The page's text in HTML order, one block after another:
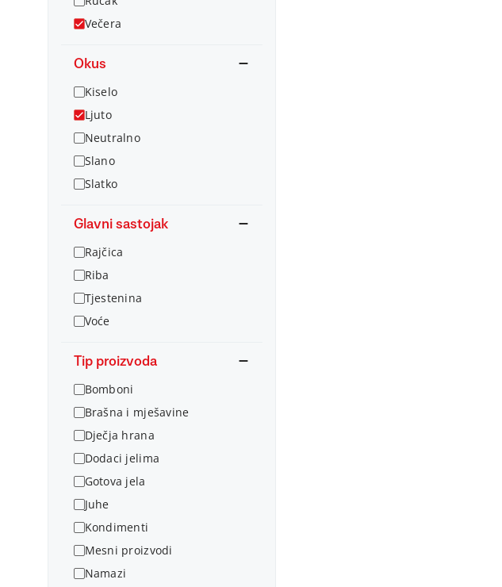
Večera
Okus
Kiselo
Ljuto
Neutralno
Slano
Slatko
Glavni sastojak
Rajčica
Riba
Tjestenina
Voće
Tip proizvoda
Bomboni
Brašna i mješavine
Dječja hrana
Dodaci jelima
Gotova jela
Juhe
Kondimenti
Mesni proizvodi
Namazi